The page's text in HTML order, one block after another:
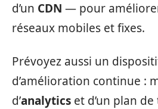
d’un CDN — pour
réseaux mobiles et fixes.
Prévoyez aussi un
d’amélioration continue :
d’analytics et d’un plan